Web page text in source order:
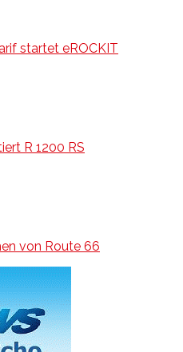
startet eROCKIT
R 1200 RS
von Route 66